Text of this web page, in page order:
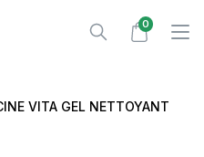
0
VITA GEL NETTOYANT